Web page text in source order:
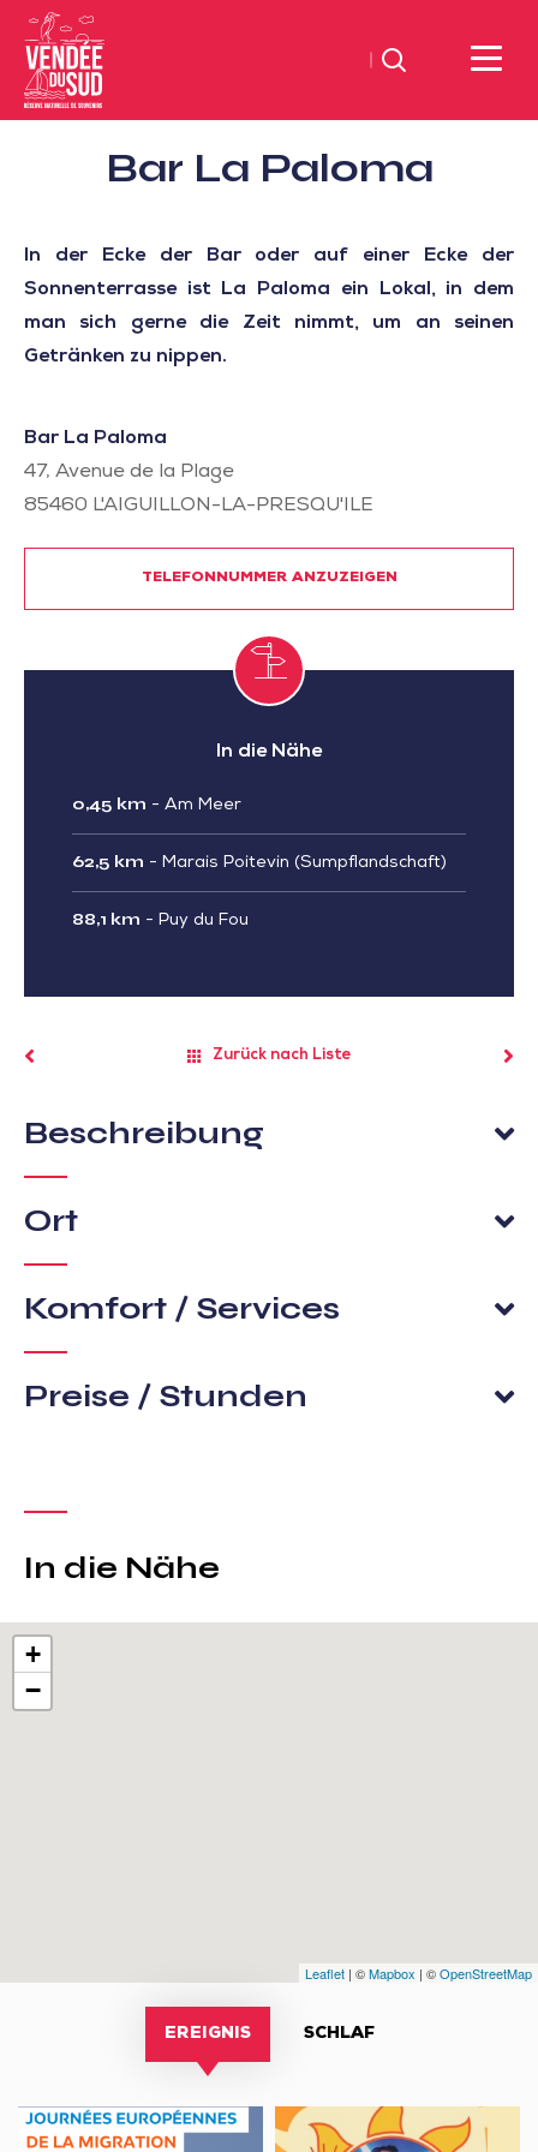
Sud
Vendée
Küste
Suchen
Bar La Paloma
In der Ecke der Bar oder auf einer Ecke der
Sonnenterrasse ist La Paloma ein Lokal, in dem
man sich gerne die Zeit nimmt, um an seinen
Getränken zu nippen.
Bar La Paloma
47, Avenue de la Plage
85460 L'AIGUILLON-LA-PRESQU'ILE
TELEFONNUMMER ANZUZEIGEN
In die Nähe
0,45 km - Am Meer
62,5 km - Marais Poitevin (Sumpflandschaft)
88,1 km - Puy du Fou
Zurück nach Liste
Beschreibung
Ort
Komfort / Services
Preise / Stunden
In die Nähe
+
−
Leaflet | ©Mapbox | ©OpenStreetMap
EREIGNIS SCHLAF
Sortie
Concert